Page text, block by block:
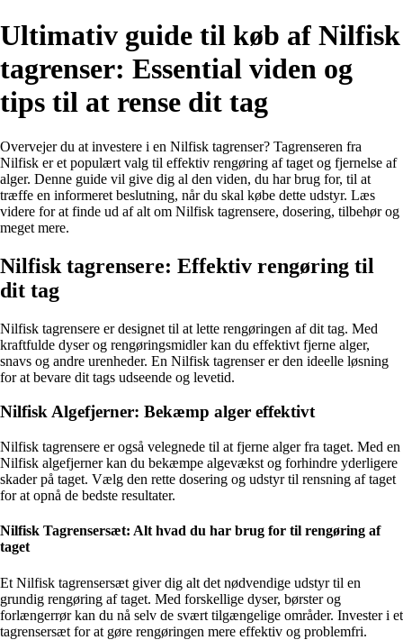
Ultimativ guide til køb af Nilfisk
tagrenser: Essential viden og
tips til at rense dit tag
Overvejer du at investere i en Nilfisk tagrenser? Tagrenseren fra
Nilfisk er et populært valg til effektiv rengøring af taget og fjernelse af
alger. Denne guide vil give dig al den viden, du har brug for, til at
træffe en informeret beslutning, når du skal købe dette udstyr. Læs
videre for at finde ud af alt om Nilfisk tagrensere, dosering, tilbehør og
meget mere.
Nilfisk tagrensere: Effektiv rengøring til
dit tag
Nilfisk tagrensere er designet til at lette rengøringen af dit tag. Med
kraftfulde dyser og rengøringsmidler kan du effektivt fjerne alger,
snavs og andre urenheder. En Nilfisk tagrenser er den ideelle løsning
for at bevare dit tags udseende og levetid.
Nilfisk Algefjerner: Bekæmp alger effektivt
Nilfisk tagrensere er også velegnede til at fjerne alger fra taget. Med en
Nilfisk algefjerner kan du bekæmpe algevækst og forhindre yderligere
skader på taget. Vælg den rette dosering og udstyr til rensning af taget
for at opnå de bedste resultater.
Nilfisk Tagrensersæt: Alt hvad du har brug for til rengøring af
taget
Et Nilfisk tagrensersæt giver dig alt det nødvendige udstyr til en
grundig rengøring af taget. Med forskellige dyser, børster og
forlængerrør kan du nå selv de svært tilgængelige områder. Invester i et
tagrensersæt for at gøre rengøringen mere effektiv og problemfri.